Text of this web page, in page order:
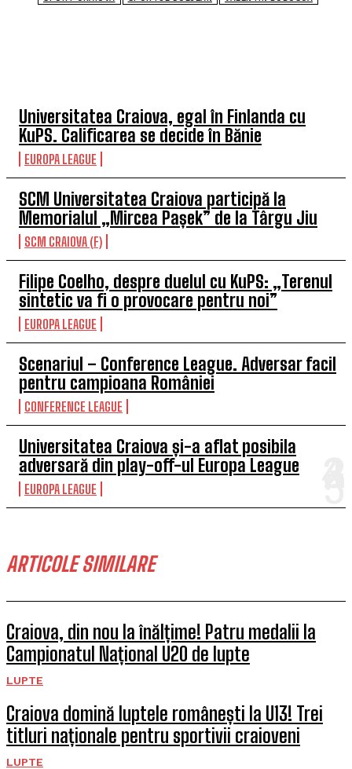
Universitatea Craiova, egal în Finlanda cu
KuPS. Calificarea se decide în Bănie
EUROPA LEAGUE
SCM Universitatea Craiova participă la
Memorialul „Mircea Pașek” de la Târgu Jiu
SCM CRAIOVA (F)
Filipe Coelho, despre duelul cu KuPS: „Terenul
sintetic va fi o provocare pentru noi”
EUROPA LEAGUE
Scenariul – Conference League. Adversar facil
pentru campioana României
CONFERENCE LEAGUE
Universitatea Craiova și-a aflat posibila
adversară din play-off-ul Europa League
EUROPA LEAGUE
ARTICOLE SIMILARE
Craiova, din nou la înălțime! Patru medalii la
Campionatul Național U20 de lupte
LUPTE
Craiova domină luptele românești la U13! Trei
titluri naționale pentru sportivii craioveni
LUPTE